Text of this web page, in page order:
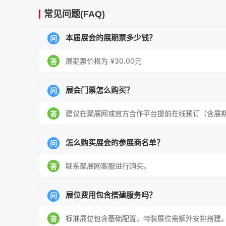
常见问题(FAQ)
问 本届展会的展期票多少钱？
答 展期票价格为 ¥30.00元
问 展会门票怎么购买？
答 建议在聚展网或官方合作平台提前在线预订（含展
问 怎么购买展会的参展商名单？
答 联系聚展网客服进行购买。
问 展位费用包含搭建服务吗？
答 标准展位包含基础配置，特装展位需额外安排搭建。